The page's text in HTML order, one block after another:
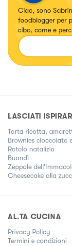
Ciao, sono
foodblogger per
cibo, come e
❤️
LASCIATI
Torta ricotta,
Brownies cioccolato
Rotolo natalizio
Buondì
Zeppole
Cheesecake alla
AL.TA CUCINA
Privacy Policy
Termini e condizioni